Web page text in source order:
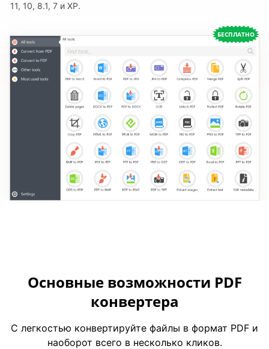
11, 10, 8.1, 7 и XP.
БЕСПЛАТНО
Основные возможности PDF
конвертера
С легкостью конвертируйте файлы в формат PDF и
наоборот всего в несколько кликов.